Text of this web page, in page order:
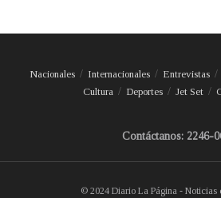
Nacionales Internacionales Entrevistas
Cultura
Deportes Jet Set
Contáctanos: 2246-
© 2024 Diario La Página - Noticias